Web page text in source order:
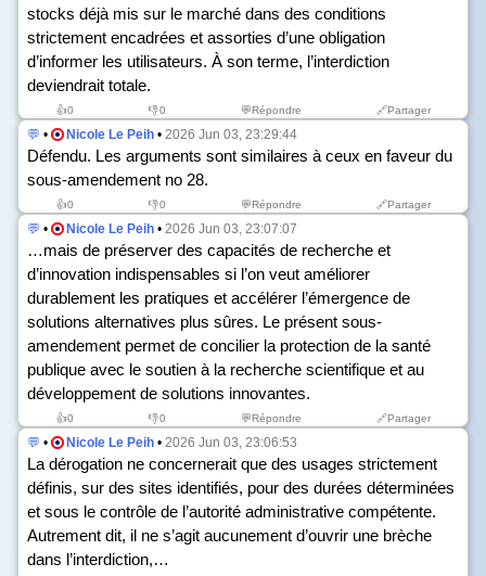
stocks déjà mis sur le marché dans des conditions
strictement encadrées et assorties d’une obligation
d’informer les utilisateurs. À son terme, l’interdiction
deviendrait totale.
👍0 👎0 💬Répondre 🔗Partager
💬 • Nicole Le Peih • 2026 Jun 03, 23:29:44
Défendu. Les arguments sont similaires à ceux en faveur du
sous-amendement no 28.
👍0 👎0 💬Répondre 🔗Partager
💬 • Nicole Le Peih • 2026 Jun 03, 23:07:07
…mais de préserver des capacités de recherche et
d’innovation indispensables si l’on veut améliorer
durablement les pratiques et accélérer l’émergence de
solutions alternatives plus sûres. Le présent sous-
amendement permet de concilier la protection de la santé
publique avec le soutien à la recherche scientifique et au
développement de solutions innovantes.
👍0 👎0 💬Répondre 🔗Partager
💬 • Nicole Le Peih • 2026 Jun 03, 23:06:53
La dérogation ne concernerait que des usages strictement
définis, sur des sites identifiés, pour des durées déterminées
et sous le contrôle de l’autorité administrative compétente.
Autrement dit, il ne s’agit aucunement d’ouvrir une brèche
dans l’interdiction,…